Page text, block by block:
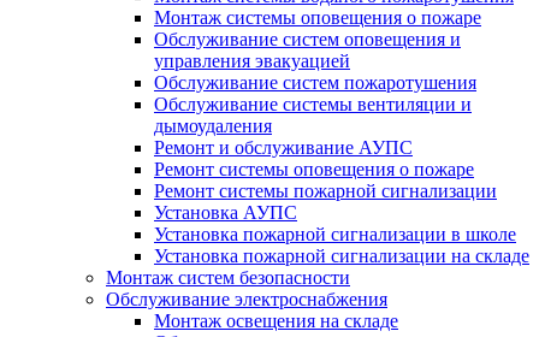
Монтаж системы оповещения о пожаре
Обслуживание систем оповещения и
управления эвакуацией
Обслуживание систем пожаротушения
Обслуживание системы вентиляции и
дымоудаления
Ремонт и обслуживание АУПС
Ремонт системы оповещения о пожаре
Ремонт системы пожарной сигнализации
Установка АУПС
Установка пожарной сигнализации в школе
Установка пожарной сигнализации на складе
Монтаж систем безопасности
Обслуживание электроснабжения
Монтаж освещения на складе